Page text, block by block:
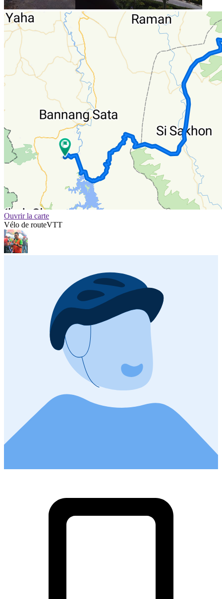
Ouvrir la carte
Vélo de routeVTT